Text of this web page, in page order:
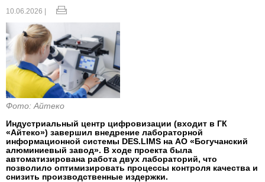
10.06.2026 |
Фото: Айтеко
Индустриальный центр цифровизации (входит в ГК
«Айтеко») завершил внедрение лабораторной
информационной системы DES.LIMS на АО «Богучанский
алюминиевый завод». В ходе проекта была
автоматизирована работа двух лабораторий, что
позволило оптимизировать процессы контроля качества и
снизить производственные издержки.